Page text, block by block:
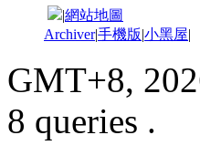
|網站地圖
Archiver|手機版|小黑屋|
GMT+8,
8 queries .